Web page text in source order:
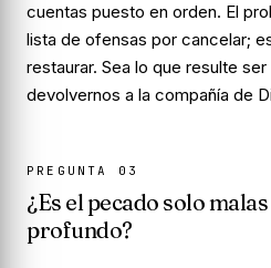
cuentas puesto en orden. El
lista de ofensas por cancelar;
restaurar. Sea lo que resulte
devolvernos a la compañía de
PREGUNTA 03
¿Es el pecado solo
profundo?